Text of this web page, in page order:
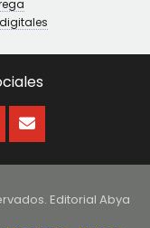
Editorial Abya